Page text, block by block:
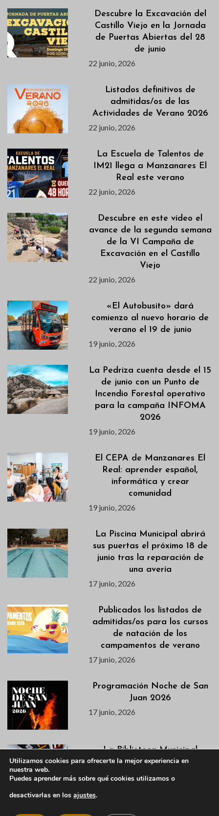
Descubre la Excavación del
Castillo Viejo en la Jornada
de Puertas Abiertas del 28
de junio
22 junio, 2026
Listados definitivos de
admitidas/os de las
Actividades de Verano 2026
22 junio, 2026
La Escuela de Talentos de
IM21 llega a Manzanares El
Real este verano
22 junio, 2026
Descubre en este vídeo el
avance de la segunda semana
de la VI Campaña de
Excavación en el Castillo
Viejo
22 junio, 2026
«El Autobusito» dará
comienzo al nuevo horario de
verano el 19 de junio
19 junio, 2026
La Pedriza cuenta desde el 15
de junio con un Punto de
Incendio Forestal operativo
para la campaña INFOMA
2026
19 junio, 2026
El CEPA de Manzanares El
Real: aprender español,
informática y crear
comunidad
19 junio, 2026
La Piscina Municipal abrirá
sus puertas el próximo 18 de
junio tras la reparación de
una avería
17 junio, 2026
Publicados los listados de
admitidas/os para los cursos
de natación de los
campamentos de verano
17 junio, 2026
Programación Noche de San
Juan 2026
17 junio, 2026
La Biblioteca Municipal
adapta su horario durante el
Agenda semanal del 16 al 21
Utilizamos cookies para ofrecerte la mejor experiencia en
nuestra web.
Puedes aprender más sobre qué cookies utilizamos o
desactivarlas en los ajustes.